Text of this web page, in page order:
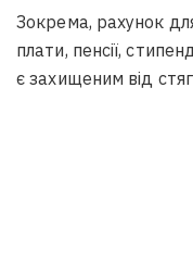
Зокрема, рахунок
плати, пенсії,
є захищеним від